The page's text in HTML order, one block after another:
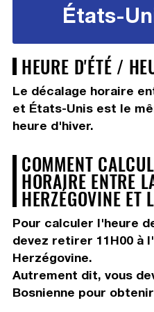
États-
HEURE D'ÉTÉ /
Le décalage horaire
et États-Unis est le
heure d'hiver.
COMMENT
HORAIRE ENTRE
HERZÉGOVINE ET
Pour calculer l'heure
devez retirer 11H00à
Herzégovine.
Autrement dit, vous
Bosnienne pour